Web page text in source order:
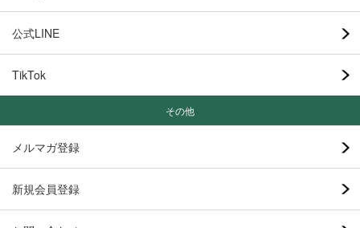
公式LINE
TikTok
その他
メルマガ登録
新規会員登録